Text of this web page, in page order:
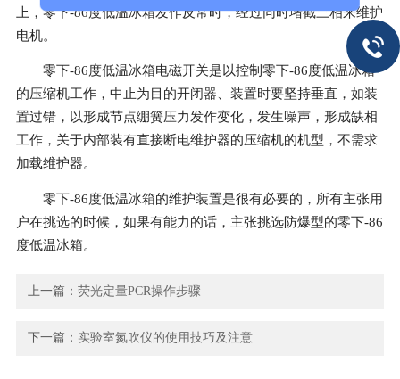
上，零下-86度低温冰箱发作反常时，经过同时堵截三相来维护
电机。
零下-86度低温冰箱电磁开关是以控制零下-86度低温冰箱
的压缩机工作，中止为目的开闭器、装置时要坚持垂直，如装
置过错，以形成节点绷簧压力发作变化，发生噪声，形成缺相
工作，关于内部装有直接断电维护器的压缩机的机型，不需求
加载维护器。
零下-86度低温冰箱的维护装置是很有必要的，所有主张用
户在挑选的时候，如果有能力的话，主张挑选防爆型的零下-86
度低温冰箱。
上一篇：荧光定量PCR操作步骤
下一篇： 实验室氮吹仪的使用技巧及注意